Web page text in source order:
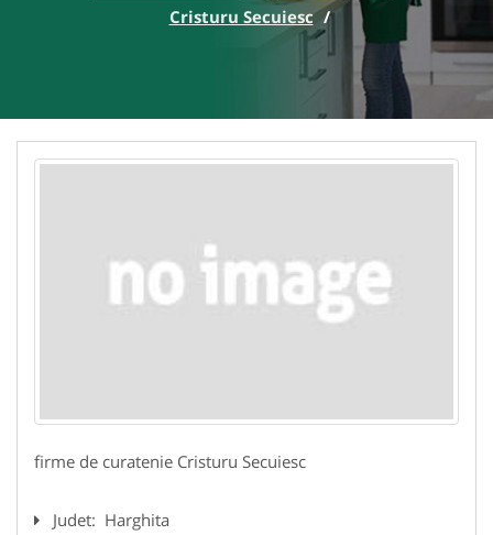
Cristuru Secuiesc /
firme de curatenie Cristuru Secuiesc
Judet: Harghita